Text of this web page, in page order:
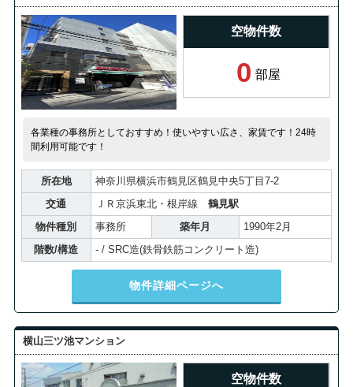
空物件数
0 部屋
各業種の事務所としておすすめ！使いやすい広さ、家賃です！24時
間利用可能です！
所在地
神奈川県横浜市鶴見区鶴見中央5丁目7-2
交通
ＪＲ京浜東北・根岸線 鶴見駅
物件種別
事務所 築年月
1990年2月
階数/構造
- / SRC造(鉄骨鉄筋コンクリート造)
物件詳細ページへ
横山三ツ池マンション
空物件数